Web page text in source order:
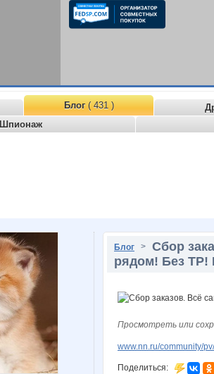
Блог( 431 )
Шпионаж
Блог > Сбор
рядом! Без ТР!
Просмотреть или
www.nn.ru/community/
Поделиться: